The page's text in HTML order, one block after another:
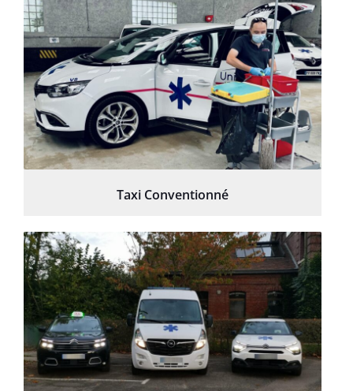
Taxi Conventionné